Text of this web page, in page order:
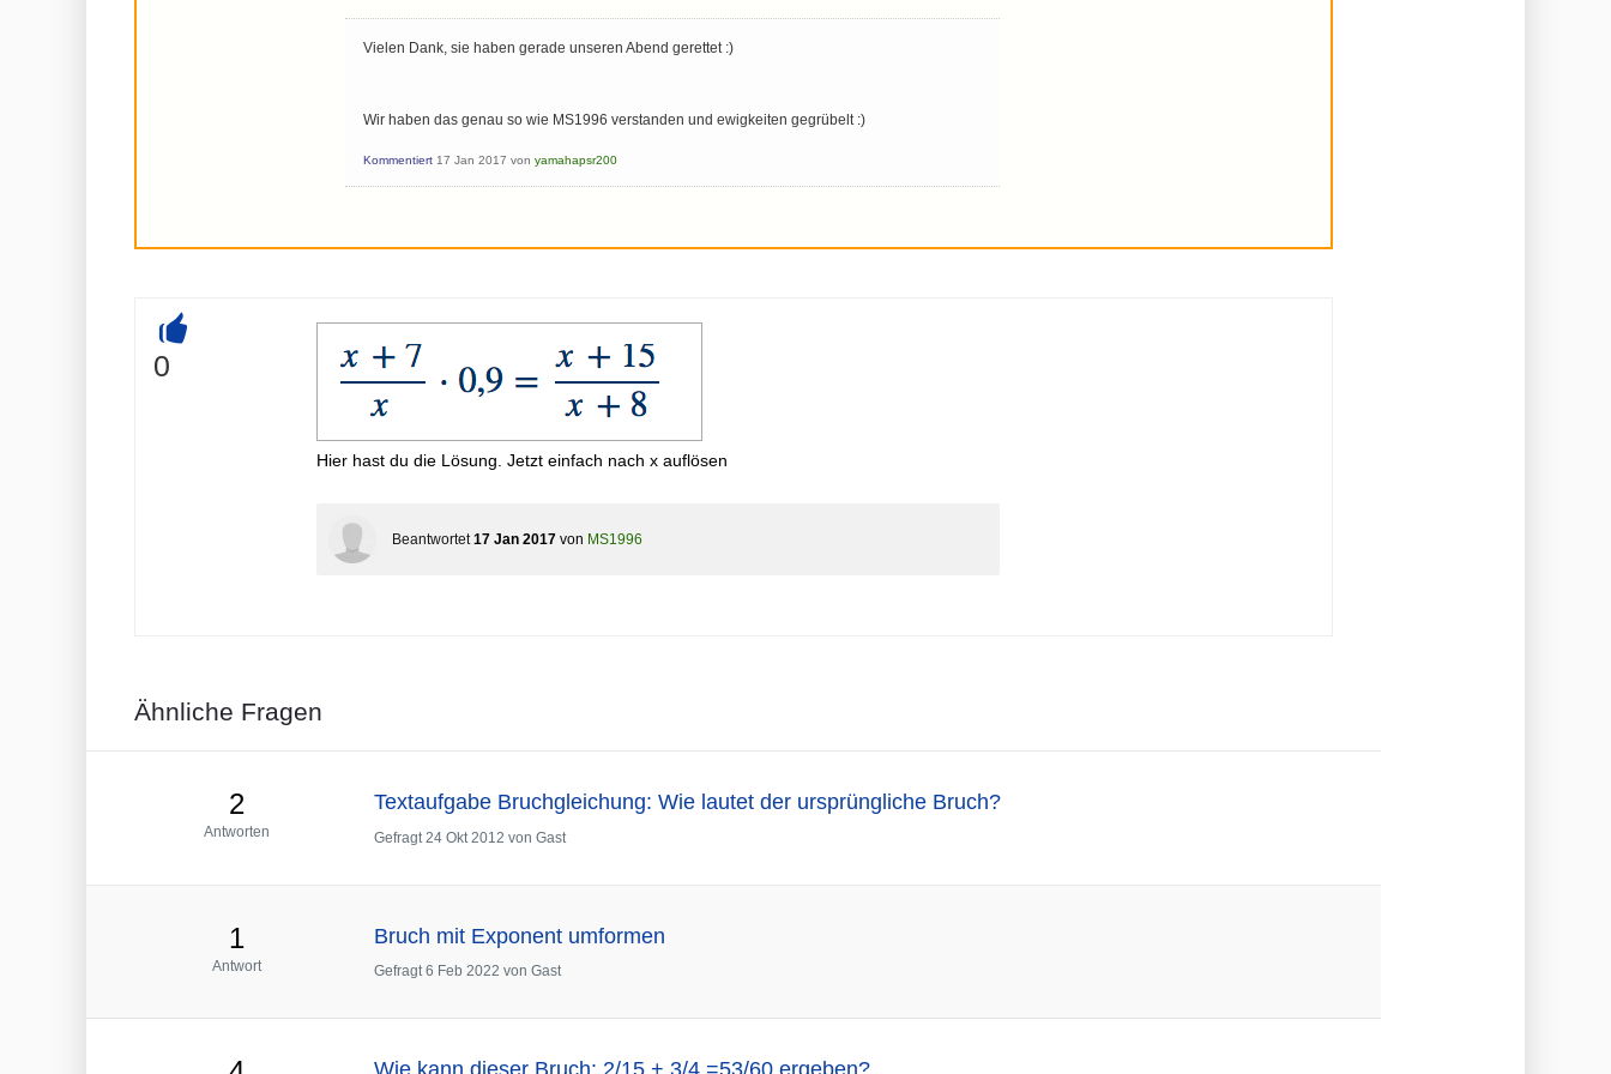
Vielen Dank, sie haben gerade unseren Abend gerettet :)
Wir haben das genau so wie MS1996 verstanden und ewigkeiten gegrübelt :)
Kommentiert 17 Jan 2017 vonyamahapsr200
+
0
Hier hast du die Lösung. Jetzt einfach nach x auflösen
Beantwortet 17 Jan 2017 von MS1996
Ähnliche Fragen
2
Antworten
Textaufgabe Bruchgleichung: Wie lautet der ursprüngliche Bruch?
Gefragt 24 Okt 2012 von Gast
1
Antwort
Bruch mit Exponent umformen
Gefragt 6 Feb 2022 von Gast